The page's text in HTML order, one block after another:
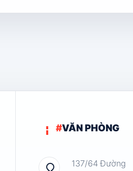
#VĂN PHÒNG
137/64 Đường